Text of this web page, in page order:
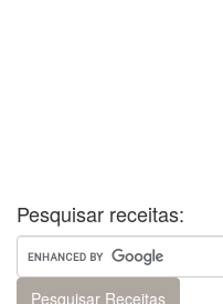
Pesquisar receitas: